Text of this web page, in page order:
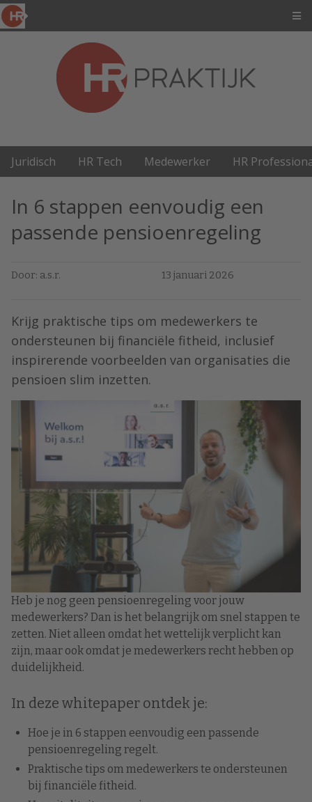
Juridisch HR Tech Medewerker HR
In 6 stappen eenvoudig een
passende pensioenregeling
Door: a.s.r. 13 januari 2026
Krijg praktische tips om medewerkers te
ondersteunen bij financiële fitheid, inclusief
inspirerende voorbeelden van organisaties die
pensioen slim inzetten.
Heb je nog geen pensioenregeling voor jouw
medewerkers? Dan is het belangrijk om snel stappen te
zetten. Niet alleen omdat het wettelijk verplicht kan
zijn, maar ook omdat je medewerkers recht hebben op
duidelijkheid.
In deze whitepaper ontdek je:
Hoe je in 6 stappen eenvoudig een passende
pensioenregeling regelt.
Praktische tips om medewerkers te ondersteunen
bij financiële fitheid.